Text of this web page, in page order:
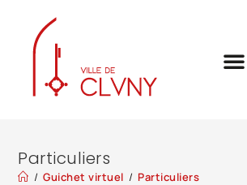
Particuliers
/ Guichet virtuel / Particuliers